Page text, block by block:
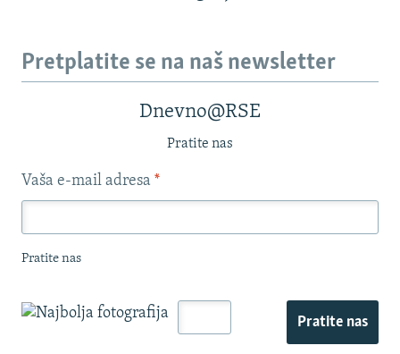
Pretplatite se na naš newsletter
Dnevno@RSE
Pratite nas
Vaša e-mail adresa *
Pratite nas
Pratite nas